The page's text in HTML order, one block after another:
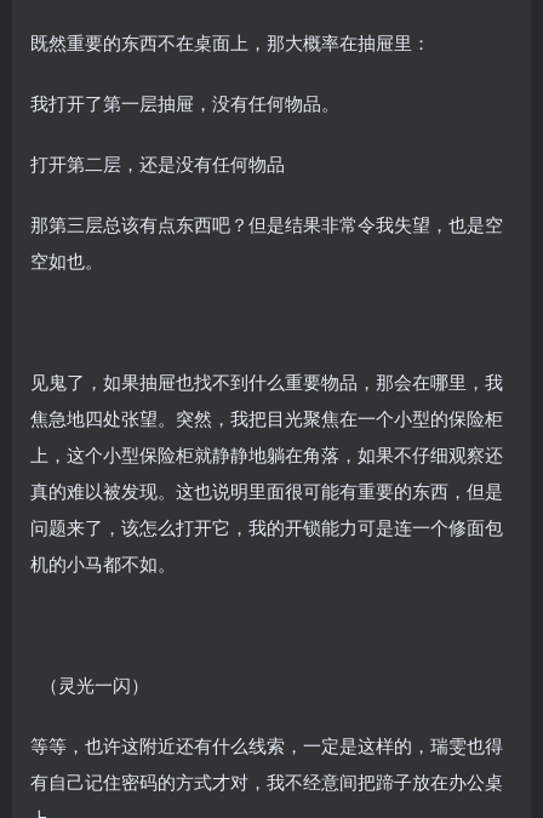
既然重要的东西不在桌面上，那大概率在抽屉里：
我打开了第一层抽屉，没有任何物品。
打开第二层，还是没有任何物品
那第三层总该有点东西吧？但是结果非常令我失望，也是空
空如也。
见鬼了，如果抽屉也找不到什么重要物品，那会在哪里，我
焦急地四处张望。突然，我把目光聚焦在一个小型的保险柜
上，这个小型保险柜就静静地躺在角落，如果不仔细观察还
真的难以被发现。这也说明里面很可能有重要的东西，但是
问题来了，该怎么打开它，我的开锁能力可是连一个修面包
机的小马都不如。
（灵光一闪）
等等，也许这附近还有什么线索，一定是这样的，瑞雯也得
有自己记住密码的方式才对，我不经意间把蹄子放在办公桌